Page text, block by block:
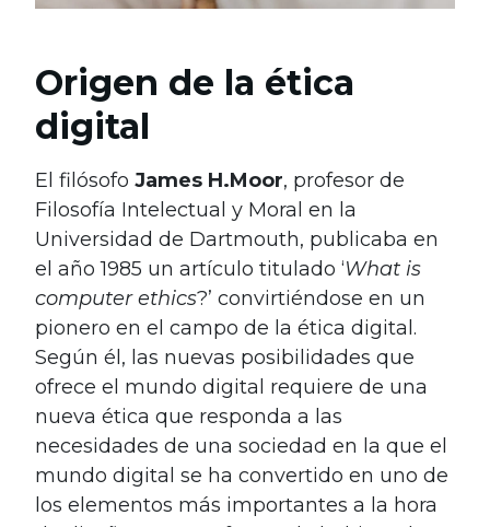
Origen de la ética
digital
El filósofo James H.Moor, profesor de
Filosofía Intelectual y Moral en la
Universidad de Dartmouth, publicaba en
el año 1985 un artículo titulado ‘What is
computer ethics?’ convirtiéndose en un
pionero en el campo de la ética digital.
Según él, las nuevas posibilidades que
ofrece el mundo digital requiere de una
nueva ética que responda a las
necesidades de una sociedad en la que el
mundo digital se ha convertido en uno de
los elementos más importantes a la hora